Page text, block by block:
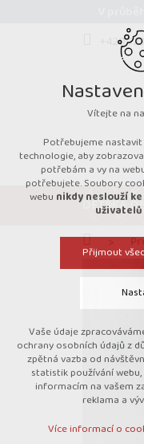
V
+420
DĚTSKÁ
Domů
Vítejte na
Potřebujeme
technologie, aby
potřebám a vy na
potřebujete. Soubory
webu nikdy neslouží
Přijmout
Technická cookies
nutná pro
udržení kontextu
případná
Vaše údaje
ochrany osobních údajů z
zpětná vazba od
statistik používání
informacím na vašem
reklama a
Více informací o